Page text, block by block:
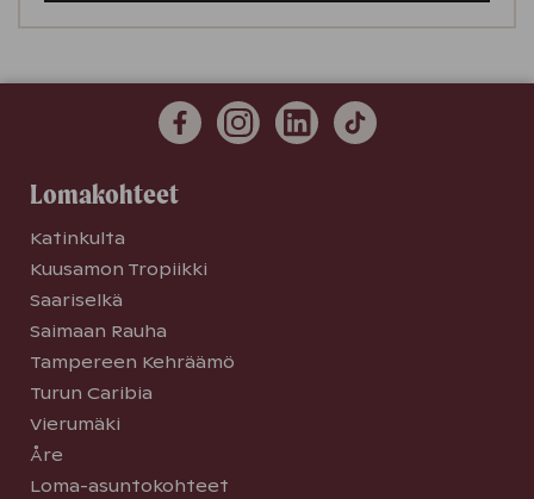
Lomakohteet
Katinkulta
Kuusamon Tropiikki
Saariselkä
Saimaan Rauha
Tampereen Kehräämö
Turun Caribia
Vierumäki
Åre
Loma-asuntokohteet